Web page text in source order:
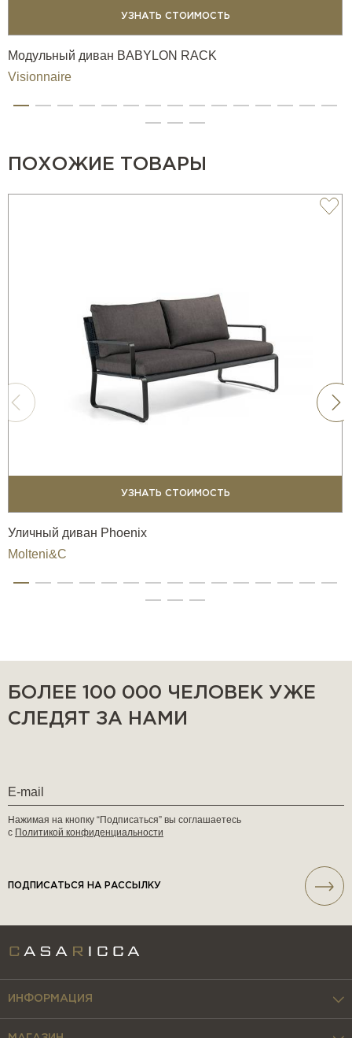
УЗНАТЬ СТОИМОСТЬ
Модульный диван BABYLON RACK
Visionnaire
ПОХОЖИЕ ТОВАРЫ
УЗНАТЬ СТОИМОСТЬ
Уличный диван Phoenix
Molteni&C
БОЛЕЕ 100 000 ЧЕЛОВЕК УЖЕ
СЛЕДЯТ ЗА НАМИ
Нажимая на кнопку “Подписаться” вы соглашаетесь
с Политикой конфиденциальности
ПОДПИСАТЬСЯ НА РАССЫЛКУ
ИНФОРМАЦИЯ